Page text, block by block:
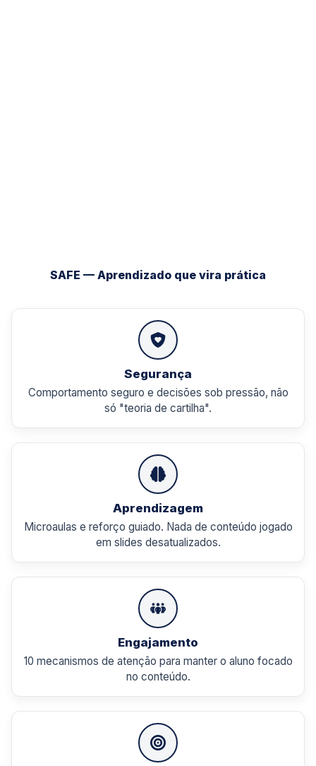
SAFE — Aprendizado que vira prática
Segurança
Comportamento seguro e decisões sob pressão, não
só "teoria de cartilha".
Aprendizagem
Microaulas e reforço guiado. Nada de conteúdo jogado
em slides desatualizados.
Engajamento
10 mecanismos de atenção para manter o aluno focado
no conteúdo.